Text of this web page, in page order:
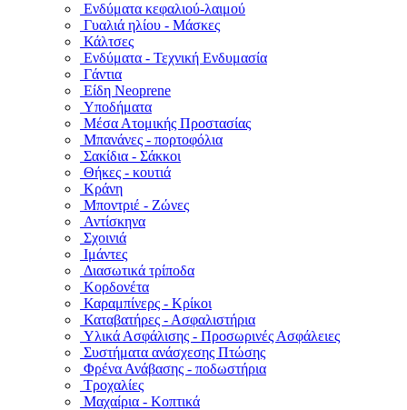
Ενδύματα κεφαλιού-λαιμού
Γυαλιά ηλίου - Μάσκες
Κάλτσες
Ενδύματα - Τεχνική Ενδυμασία
Γάντια
Είδη Neoprene
Υποδήματα
Μέσα Ατομικής Προστασίας
Μπανάνες - πορτοφόλια
Σακίδια - Σάκκοι
Θήκες - κουτιά
Κράνη
Μποντριέ - Ζώνες
Αντίσκηνα
Σχοινιά
Ιμάντες
Διασωτικά τρίποδα
Κορδονέτα
Καραμπίνερς - Κρίκοι
Καταβατήρες - Ασφαλιστήρια
Υλικά Ασφάλισης - Προσωρινές Ασφάλειες
Συστήματα ανάσχεσης Πτώσης
Φρένα Ανάβασης - ποδωστήρια
Τροχαλίες
Μαχαίρια - Κοπτικά